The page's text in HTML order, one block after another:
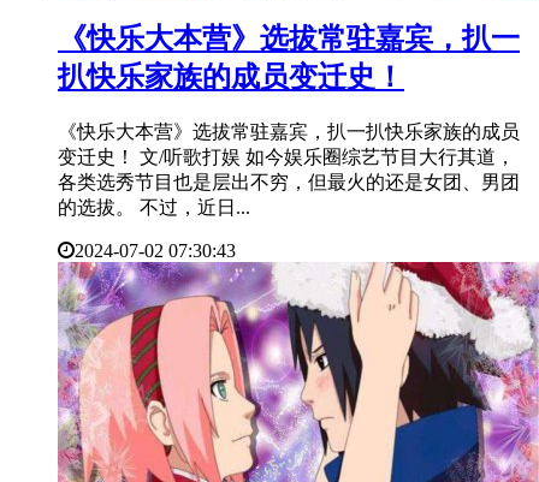
​《快乐大本营》选拔常驻嘉宾，扒一
扒快乐家族的成员变迁史！
《快乐大本营》选拔常驻嘉宾，扒一扒快乐家族的成员
变迁史！ 文/听歌打娱 如今娱乐圈综艺节目大行其道，
各类选秀节目也是层出不穷，但最火的还是女团、男团
的选拔。 不过，近日...
2024-07-02 07:30:43